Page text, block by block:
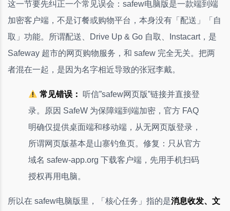
这一节要先纠正一个常见误会：safew电脑版是一款端到端
加密客户端，不是订餐或购物平台，本身没有「配送」「自
取」功能。所谓配送、Drive Up & Go 自取、Instacart，是
Safeway 超市的网页购物服务，和 safew 完全无关。把两
者混在一起，是因为名字相近导致的张冠李戴。
常见错误：
听信”safew网页版”链接并直接登
录。原因 SafeW 为保障端到端加密，官方 FAQ
明确仅提供桌面端和移动端，从无网页版登录，
所谓网页版基本是山寨钓鱼页。修复：只从官方
域名 safew-app.org 下载客户端，先用手机扫码
授权再用电脑。
所以在 safew电脑版里，「核心任务」指的是消息收发、文